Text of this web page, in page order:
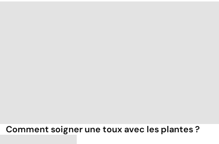
Comment soigner une toux avec les plantes ?